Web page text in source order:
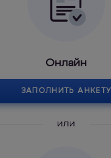
Онлайн
ЗАПОЛНИТЬ АНКЕТУ
или